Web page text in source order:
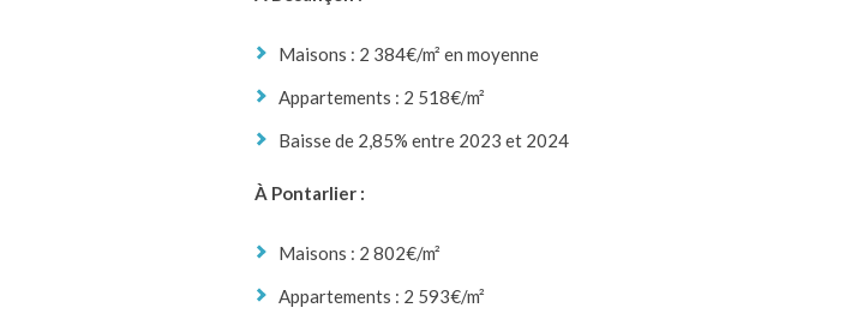
Maisons : 2 384€/m² en moyenne
Appartements : 2 518€/m²
Baisse de 2,85% entre 2023 et 2024
À Pontarlier :
Maisons : 2 802€/m²
Appartements : 2 593€/m²